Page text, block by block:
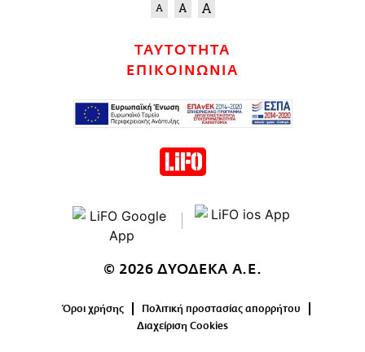
ΤΑΥΤΟΤΗΤΑ
ΕΠΙΚΟΙΝΩΝΙΑ
© 2026 ΔΥΟΔΕΚΑ Α.Ε.
Όροι χρήσης
Πολιτική προστασίας απορρήτου
Διαχείριση Cookies